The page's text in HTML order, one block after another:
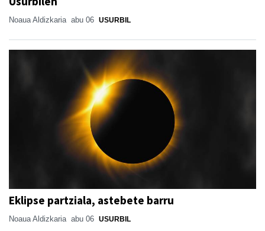
Noaua Aldizkaria abu 06 USURBIL
Eklipse partziala, astebete barru
Noaua Aldizkaria abu 06 USURBIL